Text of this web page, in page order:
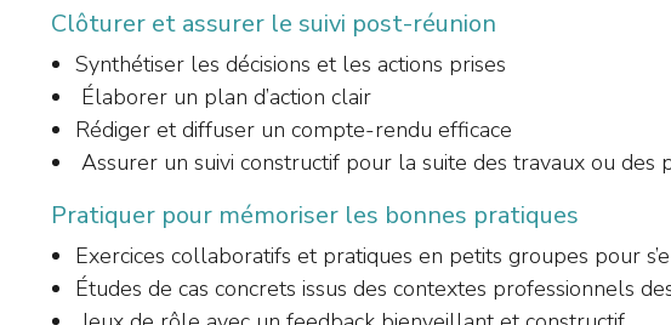
Clôturer et assurer le suivi post-réunion
Synthétiser les décisions et les actions prises
Élaborer un plan d’action clair
Rédiger et diffuser un compte-rendu efficace
Assurer un suivi constructif pour la suite des travaux ou des
Pratiquer pour mémoriser les bonnes pratiques
Exercices collaboratifs et pratiques en petits groupes pour
Études de cas concrets issus des contextes professionnels